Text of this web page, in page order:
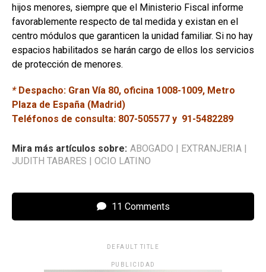
hijos menores, siempre que el Ministerio Fiscal informe
favorablemente respecto de tal medida y existan en el
centro módulos que garanticen la unidad familiar. Si no hay
espacios habilitados se harán cargo de ellos los servicios
de protección de menores.
* Despacho: Gran Vía 80, oficina 1008-1009, Metro
Plaza de España (Madrid)
Teléfonos de consulta: 807-505577 y 91-5482289
Mira más artículos sobre: ABOGADO EXTRANJERIA
JUDITH TABARES
OCIO LATINO
11 Comments
DEFAULT TITLE
PUBLICIDAD